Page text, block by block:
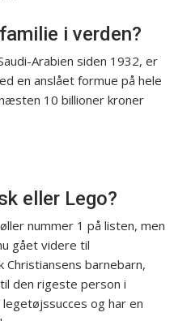
i verden?
Arabien siden 1932, er
en anslået formue på hele
10 billioner kroner
eller Lego?
nummer 1 på listen, men
gået videre til
Christiansens barnebarn,
den rigeste person i
og har en